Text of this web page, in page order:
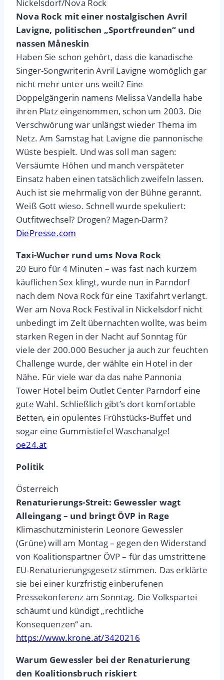
Nickelsdorf/Nova Rock
Nova Rock mit einer nostalgischen Avril
Lavigne, politischen „Sportfreunden“ und
nassen Måneskin
Haben Sie schon gehört, dass die kanadische
Singer-Songwriterin Avril Lavigne womöglich gar
nicht mehr unter uns weilt? Eine
Doppelgängerin namens Melissa Vandella habe
ihren Platz eingenommen, schon um 2003. Die
Verschwörung war unlängst wieder Thema im
Netz. Am Samstag hat Lavigne die pannonische
Wüste bespielt. Und was soll man sagen:
Versäumte Höhen und manch verspäteter
Einsatz haben einen tatsächlich zweifeln lassen.
Auch ist sie mehrmalig von der Bühne gerannt.
Weiß Gott wieso. Schnell wurde spekuliert:
Outfitwechsel? Drogen? Magen-Darm?
DiePresse.com
Taxi-Wucher rund ums Nova Rock
20 Euro für 4 Minuten – was fast nach kurzem
käuflichen Sex klingt, wurde nun in Parndorf
nach dem Nova Rock für eine Taxifahrt verlangt.
Wer am Nova Rock Festival in Nickelsdorf nicht
unbedingt im Zelt übernachten wollte, was beim
starken Regen in der Nacht auf Sonntag für
viele der 200.000 Besucher ja auch zur feuchten
Challenge wurde, der wählte ein Hotel in der
Nähe. Für viele war da das nahe Pannonia
Tower Hotel beim Outlet Center Parndorf eine
gute Wahl. Schließlich gibt’s dort komfortable
Betten, ein opulentes Frühstücks-Buffet und
sogar eine Gummistiefel Waschanalge!
oe24.at
Politik
Österreich
Renaturierungs-Streit: Gewessler wagt
Alleingang – und bringt ÖVP in Rage
Klimaschutzministerin Leonore Gewessler
(Grüne) will am Montag – gegen den Widerstand
von Koalitionspartner ÖVP – für das umstrittene
EU-Renaturierungsgesetz stimmen. Das erklärte
sie bei einer kurzfristig einberufenen
Pressekonferenz am Sonntag. Die Volkspartei
schäumt und kündigt „rechtliche
Konsequenzen“ an.
https://www.krone.at/3420216
Warum Gewessler bei der Renaturierung
den Koalitionsbruch riskiert